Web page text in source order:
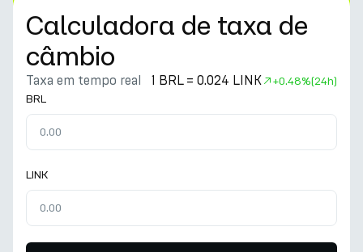
Calculadora de taxa de
câmbio
Taxa em tempo real 1 BRL = 0.024 LINK +0.48%(24h)
BRL
LINK